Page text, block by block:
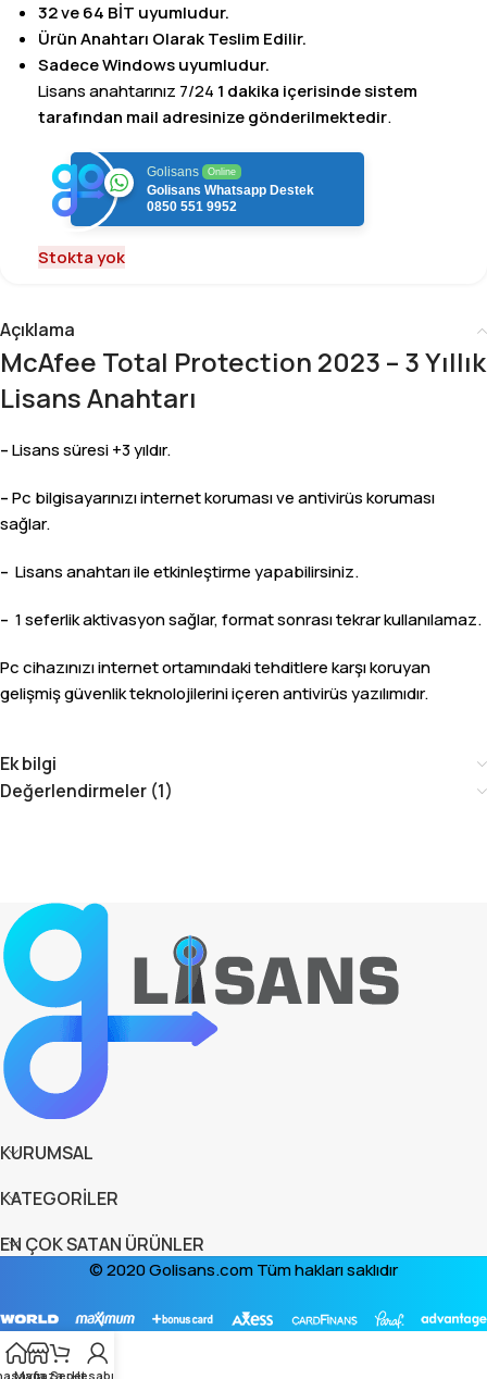
32 ve 64 BİT uyumludur.
Ürün Anahtarı Olarak Teslim Edilir.
Sadece Windows uyumludur.
Lisans anahtarınız 7/24 1 dakika içerisinde sistem
tarafından mail adresinize gönderilmektedir.
Golisans Online
Golisans Whatsapp Destek
0850 551 9952
Stokta yok
Açıklama
McAfee Total Protection 2023 – 3 Yıllık
Lisans Anahtarı
–Lisans süresi +3 yıldır.
–Pc bilgisayarınızı internet koruması ve antivirüs koruması
sağlar.
– Lisans anahtarı ile etkinleştirme yapabilirsiniz.
– 1 seferlik aktivasyon sağlar, format sonrası tekrar kullanılamaz.
Pc cihazınızı internet ortamındaki tehditlere karşı koruyan
gelişmiş güvenlik teknolojilerini içeren antivirüs yazılımıdır.
Ek bilgi
Değerlendirmeler (1)
KURUMSAL
KATEGORİLER
EN ÇOK SATAN ÜRÜNLER
© 2020 Golisans.com Tüm hakları saklıdır
MagazaSepetHesabım